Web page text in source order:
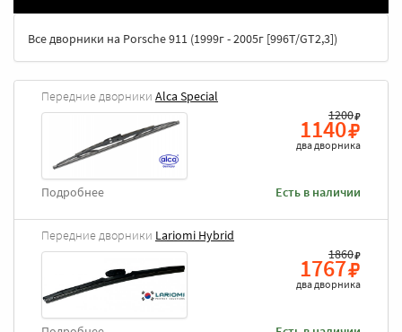
Все дворники на Porsche 911 (1999г - 2005г [996T/GT2,3])
Передние дворники Alca Special
1200
1140
два дворника
Есть в наличии
Подробнее
Передние дворники Lariomi Hybrid
1860
1767
два дворника